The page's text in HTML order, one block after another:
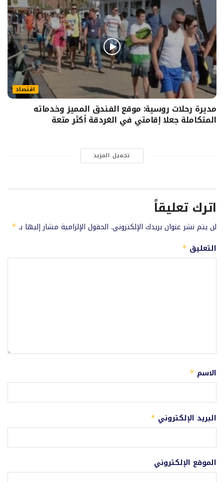
اقتصاد
مديرة رحلات روسية: موقع الفندق المميز وخدماته
المتكاملة جعلا إقامتي في الغردقة أكثر متعة
تحميل المزيد
اترك تعليقاً
لن يتم نشر عنوان بريدك الإلكتروني. الحقول الإلزامية مشار إليها بـ *
التعليق *
الاسم *
البريد الإلكتروني *
الموقع الإلكتروني